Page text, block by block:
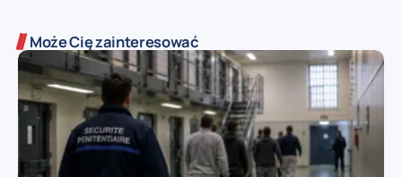
Może Cię zainteresować